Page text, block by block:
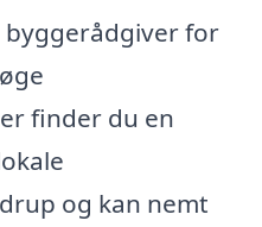
for
finder du en
og kan nemt